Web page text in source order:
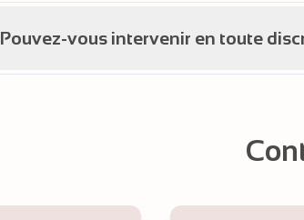
Pouvez-vous intervenir en toute